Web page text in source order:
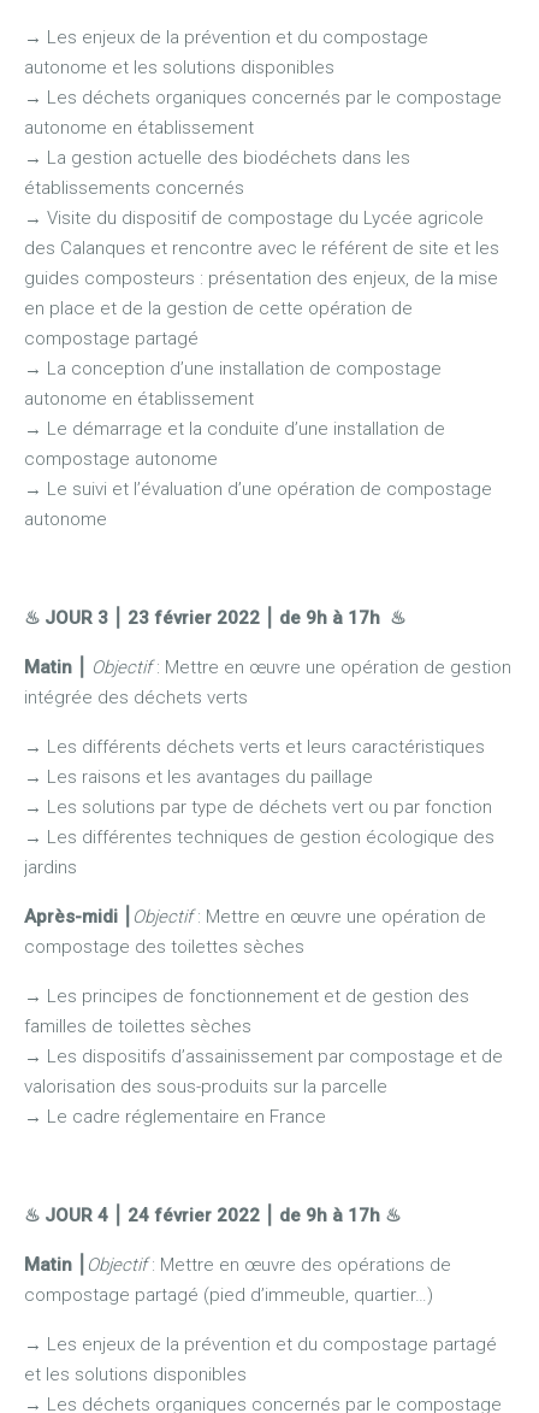
→ Les enjeux de la prévention et du compostage
autonome et les solutions disponibles
→ Les déchets organiques concernés par le compostage
autonome en établissement
→ La gestion actuelle des biodéchets dans les
établissements concernés
→ Visite du dispositif de compostage du Lycée agricole
des Calanques et rencontre avec le référent de site et les
guides composteurs : présentation des enjeux, de la mise
en place et de la gestion de cette opération de
compostage partagé
→ La conception d’une installation de compostage
autonome en établissement
→ Le démarrage et la conduite d’une installation de
compostage autonome
→ Le suivi et l’évaluation d’une opération de compostage
autonome
♨ JOUR 3 23 février 2022 ⎮ de 9h à 17h ♨
Matin Objectif: Mettre en œuvre une opération de gestion
intégrée des déchets verts
→ Les différents déchets verts et leurs caractéristiques
→ Les raisons et les avantages du paillage
→ Les solutions par type de déchets vert ou par fonction
→ Les différentes techniques de gestion écologique des
jardins
Après-midi Objectif: Mettre en œuvre une opération de
compostage des toilettes sèches
→ Les principes de fonctionnement et de gestion des
familles de toilettes sèches
→ Les dispositifs d’assainissement par compostage et de
valorisation des sous-produits sur la parcelle
→ Le cadre réglementaire en France
♨ JOUR 4 24 février 2022 ⎮ de 9h à 17h ♨
Matin Objectif: Mettre en œuvre des opérations de
compostage partagé (pied d’immeuble, quartier…)
→ Les enjeux de la prévention et du compostage partagé
et les solutions disponibles
→ Les déchets organiques concernés par le compostage